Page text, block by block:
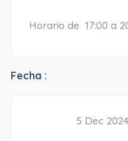
Horario de 17:00 a
Fecha :
5 Dec